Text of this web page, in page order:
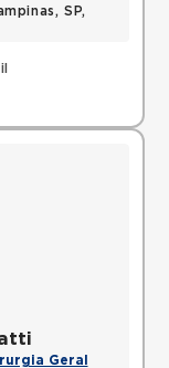
SP,
Geral